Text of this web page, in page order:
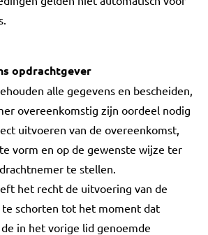
opdrachtgever
alle gegevens en bescheiden,
overeenkomstig zijn oordeel nodig
uitvoeren van de overeenkomst,
vorm en op de gewenste wijze ter
te stellen.
het recht de uitvoering van de
schorten tot het moment dat
in het vorige lid genoemde